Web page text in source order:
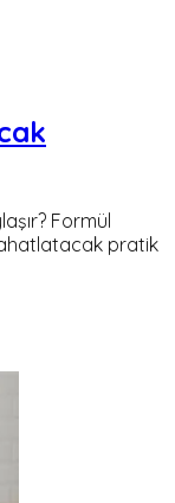
Formül
pratik